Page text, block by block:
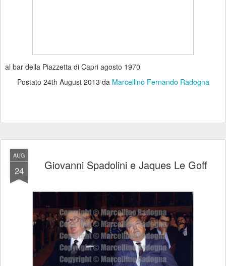
al bar della Piazzetta di Capri agosto 1970
Postato 24th August 2013 da Marcellino Fernando Radogna
AUG
24 Giovanni Spadolini e Jaques Le Goff